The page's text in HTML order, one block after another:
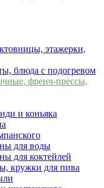
этажерки,
блюда с подогревом
френч-прессы,
и коньяка
для воды
для коктейлей
кружки для пива